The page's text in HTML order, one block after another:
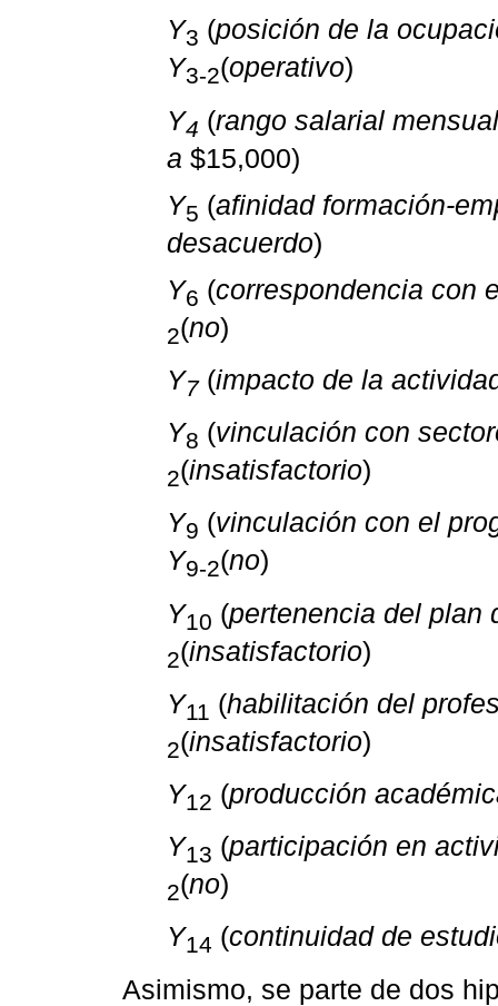
Y3 (posición de la
Y3-2(operativo)
Y4 (rango salarial mensual
a $15,000)
Y5 (afinidad formación-
desacuerdo)
Y6 (correspondencia con
2(no)
Y7(impacto de la
Y8 (vinculación con
2(insatisfactorio)
Y9 (vinculación con el
Y9-2(no)
Y10 (pertenencia del plan
2(insatisfactorio)
Y11 (habilitación del
2(insatisfactorio)
Y12 (producción
Y13 (participación en
2(no)
Y14 (continuidad de
Asimismo, se parte de dos